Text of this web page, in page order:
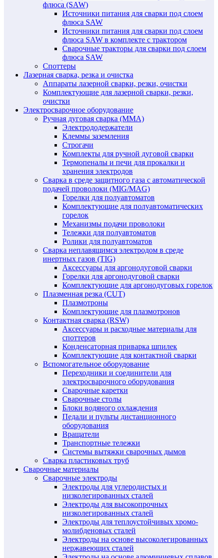
флюса (SAW)
Источники питания для сварки под слоем
флюса SAW
Источники питания для сварки под слоем
флюса SAW в комплекте с трактором
Сварочные тракторы для сварки под слоем
флюса SAW
Споттеры
Лазерная сварка, резка и очистка
Аппараты лазерной сварки, резки, очистки
Комплектующие для лазерной сварки, резки,
очистки
Электросварочное оборудование
Ручная дуговая сварка (MMA)
Электрододержатели
Клеммы заземления
Строгачи
Комплекты для ручной дуговой сварки
Термопеналы и печи для прокалки и
хранения электродов
Сварка в среде защитного газа с автоматической
подачей проволоки (MIG/MAG)
Горелки для полуавтоматов
Комплектующие для полуавтоматических
горелок
Механизмы подачи проволоки
Тележки для полуавтоматов
Ролики для полуавтоматов
Сварка неплавящимся электродом в среде
инертных газов (TIG)
Аксессуары для аргонодуговой сварки
Горелки для аргонодуговой сварки
Комплектующие для аргонодуговых горелок
Плазменная резка (CUT)
Плазмотроны
Комплектующие для плазмотронов
Контактная сварка (RSW)
Аксессуары и расходные материалы для
споттеров
Конденсаторная приварка шпилек
Комплектующие для контактной сварки
Вспомогательное оборудование
Переходники и соединители для
электросварочного оборудования
Сварочные каретки
Сварочные столы
Блоки водяного охлаждения
Педали и пульты дистанционного
оборудования
Вращатели
Транспортные тележки
Системы вытяжки сварочных дымов
Сварка пластиковых труб
Сварочные материалы
Сварочные электроды
Электроды для углеродистых и
низколегированных сталей
Электроды для высокопрочных
низколегированных сталей
Электроды для теплоустойчивых хромо-
молибденовых сталей
Электроды на основе высоколегированных
нержавеющих сталей